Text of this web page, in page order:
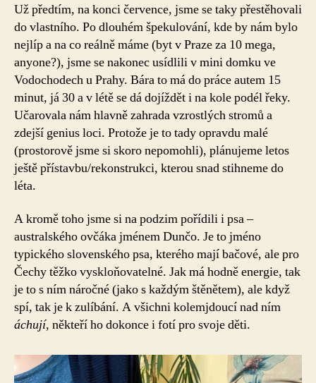
Už předtím, na konci července, jsme se taky přestěhovali
do vlastního. Po dlouhém špekulování, kde by nám bylo
nejlíp a na co reálně máme (byt v Praze za 10 mega,
anyone?), jsme se nakonec usídlili v mini domku ve
Vodochodech u Prahy. Bára to má do práce autem 15
minut, já 30 a v létě se dá dojíždět i na kole podél řeky.
Učarovala nám hlavně zahrada vzrostlých stromů a
zdejší genius loci. Protože je to tady opravdu malé
(prostorově jsme si skoro nepomohli), plánujeme letos
ještě přístavbu/rekonstrukci, kterou snad stihneme do
léta.
A kromě toho jsme si na podzim pořídili i psa –
australského ovčáka jménem Dunčo. Je to jméno
typického slovenského psa, kterého mají bačové, ale pro
Čechy těžko vyskloňovatelné. Jak má hodně energie, tak
je to s ním náročné (jako s každým štěnětem), ale když
spí, tak je k zulíbání. A všichni kolemjdoucí nad ním
áchují, někteří ho dokonce i fotí pro svoje děti.